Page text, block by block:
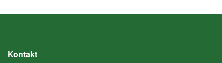
Kontakt